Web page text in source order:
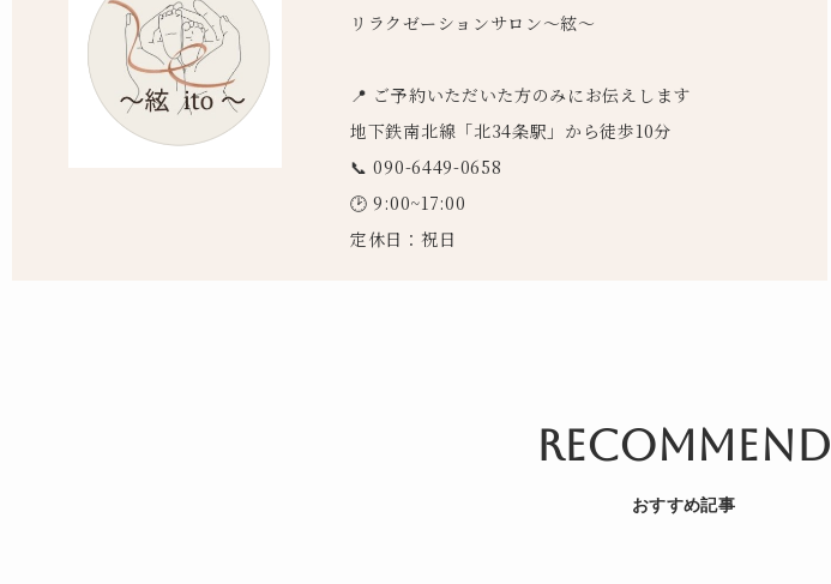
リラクゼーションサロン～絃～
📍 ご予約いただいた方のみにお伝えします
地下鉄南北線「北34条駅」から徒歩10分
📞 090-6449-0658
🕑 9:00~17:00
定休日：祝日
recommend
おすすめ記事